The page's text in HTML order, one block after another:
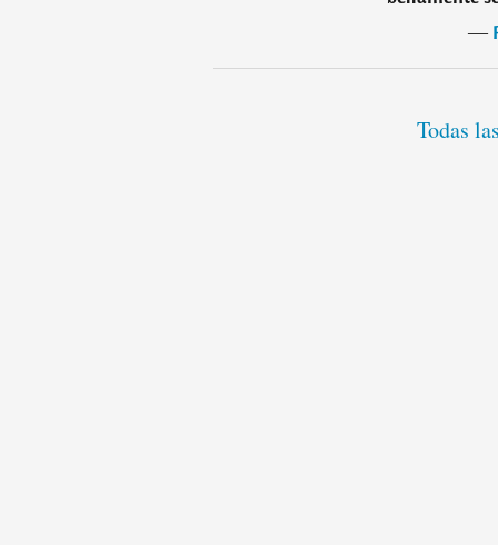
―
Todas